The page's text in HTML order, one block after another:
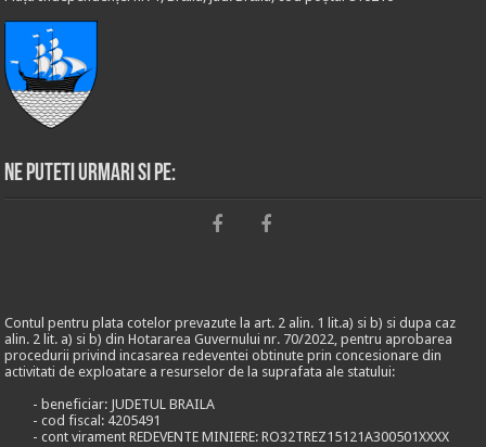
Ne puteti urmari si pe:
Contul pentru plata cotelor prevazute la art. 2 alin. 1 lit.a) si b) si dupa caz
alin. 2 lit. a) si b) din Hotararea Guvernului nr. 70/2022, pentru aprobarea
procedurii privind incasarea redeventei obtinute prin concesionare din
activitati de exploatare a resurselor de la suprafata ale statului:
- beneficiar: JUDETUL BRAILA
- cod fiscal: 4205491
- cont virament REDEVENTE MINIERE: RO32TREZ15121A300501XXXX